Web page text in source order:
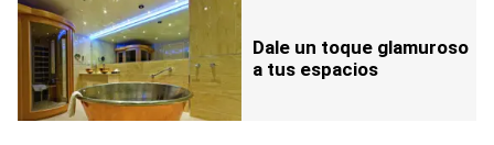
Dale un toque glamuroso
a tus espacios